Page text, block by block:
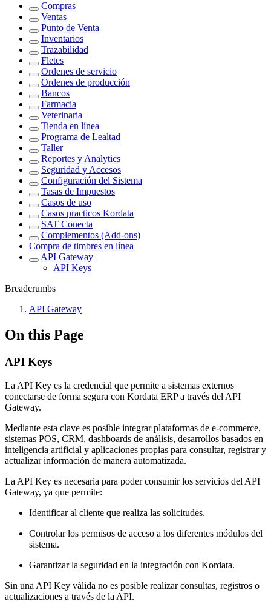
Compras
Ventas
Punto de Venta
Inventarios
Trazabilidad
Fletes
Ordenes de servicio
Ordenes de producción
Bancos
Farmacia
Veterinaria
Tienda en línea
Programa de Lealtad
Taller
Reportes y Analytics
Seguridad y Accesos
Configuración del Sistema
Tasas de Impuestos
Casos de uso
Casos practicos Kordata
SAT Conecta
Complementos (Add-ons)
Compra de timbres en línea
API Gateway
API Keys
Breadcrumbs
API Gateway
On this Page
API Keys
La API Key es la credencial que permite a sistemas externos
conectarse de forma segura con Kordata ERP a través del API
Gateway.
Mediante esta clave es posible integrar plataformas de e-commerce,
sistemas POS, CRM, dashboards de análisis, desarrollos basados en
inteligencia artificial y aplicaciones propias para consultar, registrar y
actualizar información de manera automatizada.
La API Key es necesaria para poder consumir los servicios del API
Gateway, ya que permite:
Identificar al cliente que realiza las solicitudes.
Controlar los permisos de acceso a los diferentes módulos del
sistema.
Garantizar la seguridad en la integración con Kordata.
Sin una API Key válida no es posible realizar consultas, registros o
actualizaciones a través de la API.